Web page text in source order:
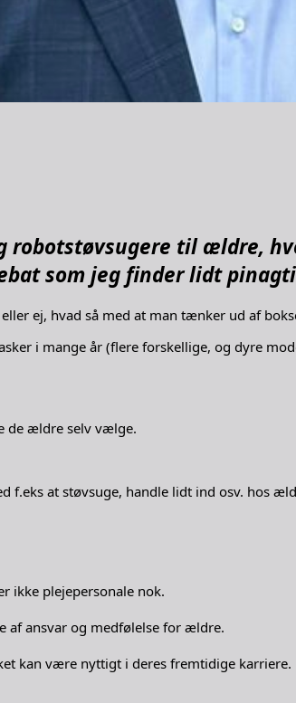
til ældre,
som jeg finder lidt
ej, hvad så med at man tænker ud af
i mange år (flere forskellige, og dyre
de ældre selv vælge.
at støvsuge, handle lidt ind osv. hos
ikke plejepersonale nok.
af ansvar og medfølelse for ældre.
kan være nyttigt i deres fremtidige karriere.